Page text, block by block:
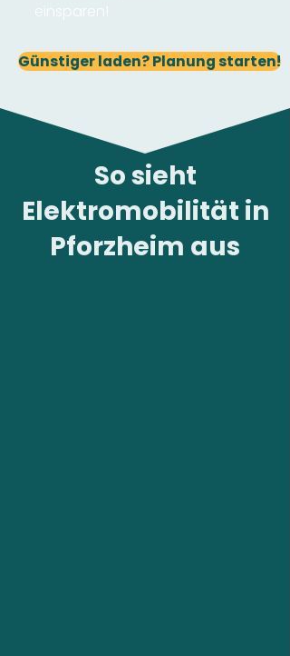
einsparen!
Günstiger laden? Planung starten!
So sieht
Elektromobilität in
Pforzheim aus